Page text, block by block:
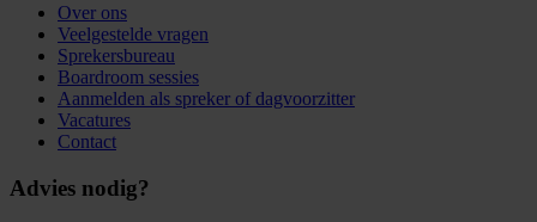
Over ons
Veelgestelde vragen
Sprekersbureau
Boardroom sessies
Aanmelden als spreker of dagvoorzitter
Vacatures
Contact
Advies nodig?